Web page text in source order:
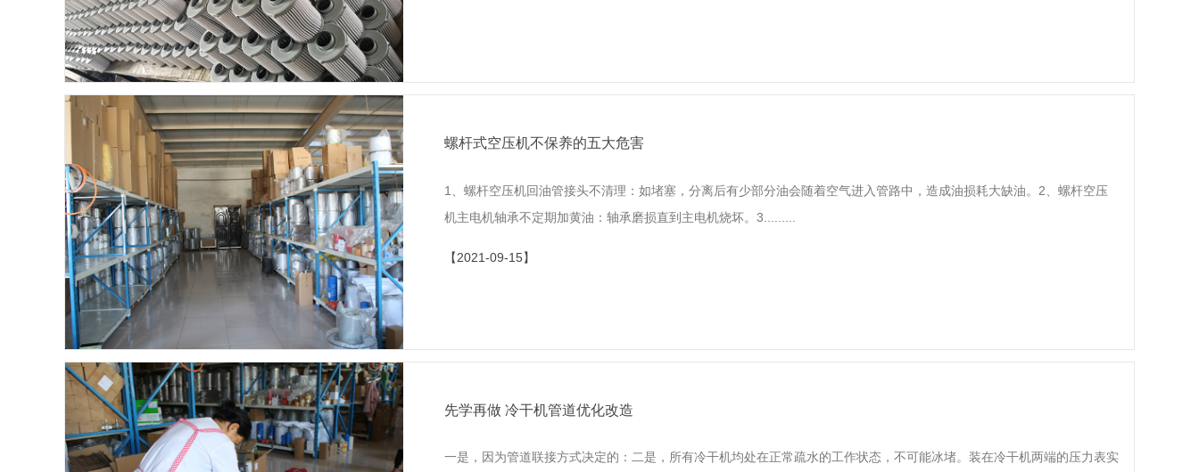
螺杆式空压机不保养的五大危害
1、螺杆空压机回油管接头不清理：如堵塞，分离后有少部分油会随着空气进入管路中，造成油损耗大缺油。2、螺杆空压
机主电机轴承不定期加黄油：轴承磨损直到主电机烧坏。3.........
【2021-09-15】
先学再做 冷干机管道优化改造
一是，因为管道联接方式决定的：二是，所有冷干机均处在正常疏水的工作状态，不可能冰堵。装在冷干机两端的压力表实